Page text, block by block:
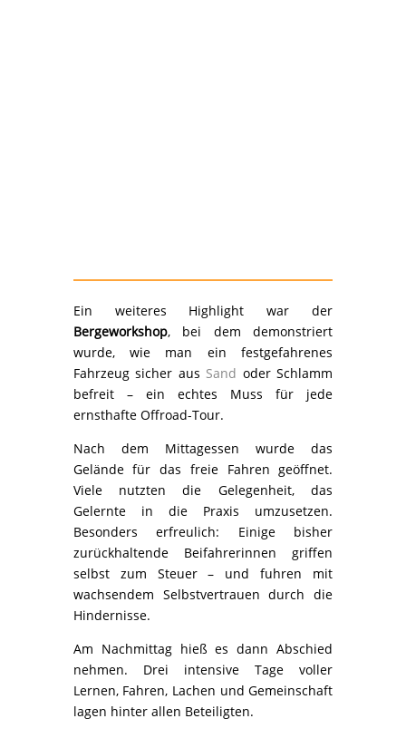
Ein weiteres Highlight war der
Bergeworkshop, bei dem demonstriert
wurde, wie man ein festgefahrenes
Fahrzeug sicher aus Sand oder Schlamm
befreit – ein echtes Muss für jede
ernsthafte Offroad-Tour.
Nach dem Mittagessen wurde das
Gelände für das freie Fahren geöffnet.
Viele nutzten die Gelegenheit, das
Gelernte in die Praxis umzusetzen.
Besonders erfreulich: Einige bisher
zurückhaltende Beifahrerinnen griffen
selbst zum Steuer – und fuhren mit
wachsendem Selbstvertrauen durch die
Hindernisse.
Am Nachmittag hieß es dann Abschied
nehmen. Drei intensive Tage voller
Lernen, Fahren, Lachen und Gemeinschaft
lagen hinter allen Beteiligten.